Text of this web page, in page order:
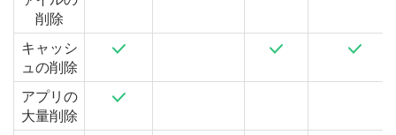
削除
キャッシ
ュの削除
アプリの
大量削除